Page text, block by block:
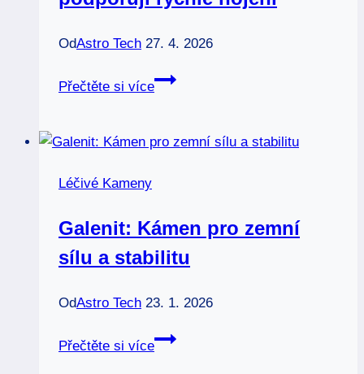
OdAstro Tech 27. 4. 2026
Přečtěte si více
Operace:
podporují
Léčivé Kameny
Galenit: Kámen pro zemní
sílu a stabilitu
OdAstro Tech 23. 1. 2026
Přečtěte si více
Galenit: